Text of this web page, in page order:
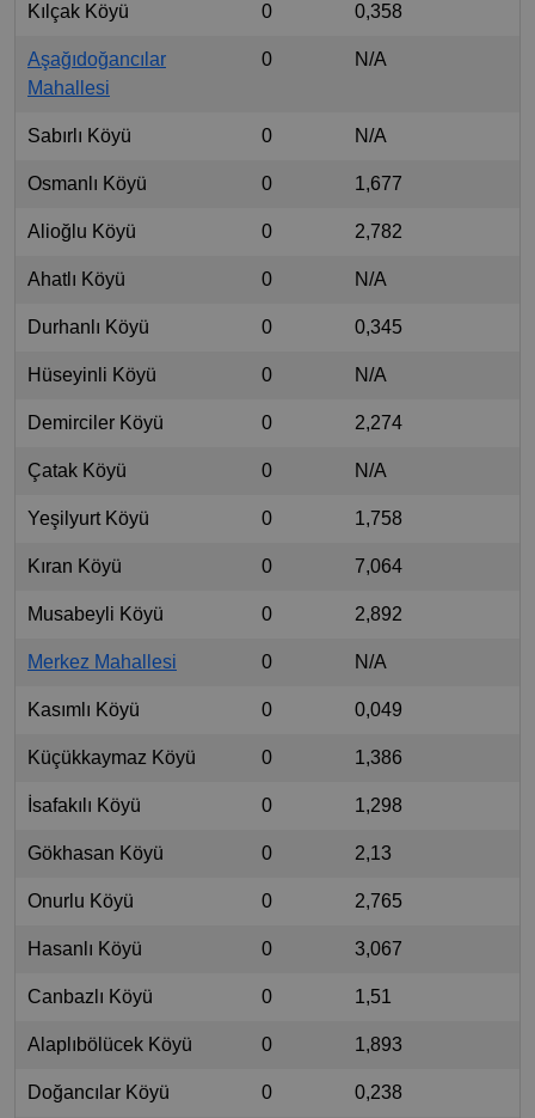
Kılçak Köyü 0 0,358
Aşağıdoğancılar
Mahallesi
0 N/A
Sabırlı Köyü 0 N/A
Osmanlı Köyü 0 1,677
Alioğlu Köyü 0 2,782
Ahatlı Köyü 0 N/A
Durhanlı Köyü 0 0,345
Hüseyinli Köyü 0 N/A
Demirciler Köyü 0 2,274
Çatak Köyü 0 N/A
Yeşilyurt Köyü 0 1,758
Kıran Köyü 0 7,064
Musabeyli Köyü 0 2,892
Merkez Mahallesi 0 N/A
Kasımlı Köyü 0 0,049
Küçükkaymaz Köyü 0 1,386
İsafakılı Köyü 0 1,298
Gökhasan Köyü 0 2,13
Onurlu Köyü 0 2,765
Hasanlı Köyü 0 3,067
Canbazlı Köyü 0 1,51
Alaplıbölücek Köyü 0 1,893
Doğancılar Köyü 0 0,238